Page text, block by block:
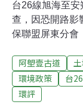
台26線旭海至
查，因恐開路影
保聯盟屏東分會
慨允諾，表示
忘為旭海當地發
利」。曹啟鴻表
他說，「這條公
阿塱壹古道
環境政策
台
環評